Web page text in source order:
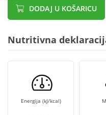
DODAJ U KOŠARICU
Nutritivna
Energija (kJ/kcal)